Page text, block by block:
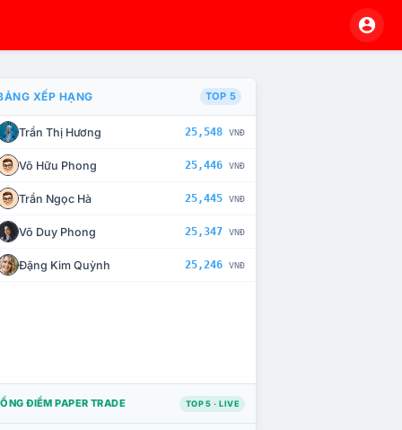
CHẾ TÀI XỬ LÝ VI PHẠM
XẾP HẠNG TOP 5
Trần Thị Hương 25,548 VNĐ
Võ Hữu Phong 25,446 VNĐ
Trần Ngọc Hà 25,445 VNĐ
Võ Duy Phong 25,347 VNĐ
Đặng Kim Quỳnh 25,246 VNĐ
ĐIỂM PAPER TRADE TOP 5 · LIVE